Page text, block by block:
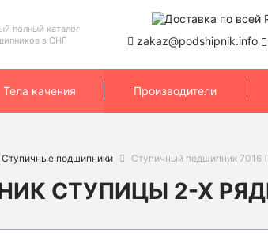
полный каталог
в СНГ
zakaz@podshipnik.info
Тела качения Производители
Ступичные подшипники Ступичный подшипник 7016
СТУПИЦЫ 2-Х